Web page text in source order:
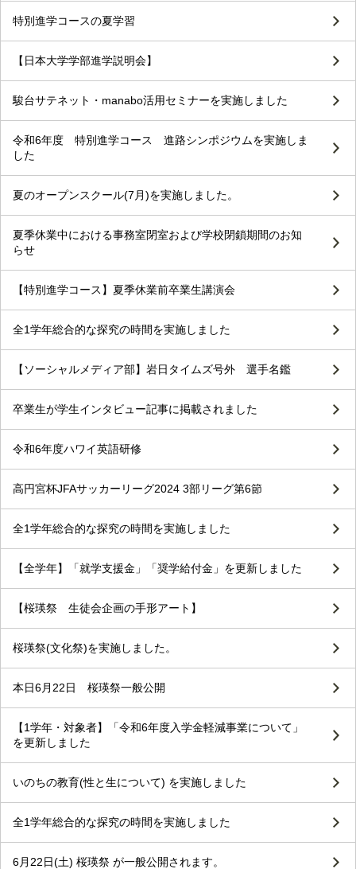
特別進学コースの夏学習
【日本大学学部進学説明会】
駿台サテネット・manabo活用セミナーを実施しました
令和6年度 特別進学コース 進路シンポジウムを実施しま
した
夏のオープンスクール(7月)を実施しました。
夏季休業中における事務室閉室および学校閉鎖期間のお知
らせ
【特別進学コース】夏季休業前卒業生講演会
全1学年総合的な探究の時間を実施しました
【ソーシャルメディア部】岩日タイムズ号外 選手名鑑
卒業生が学生インタビュー記事に掲載されました
令和6年度ハワイ英語研修
高円宮杯JFAサッカーリーグ2024 3部リーグ第6節
全1学年総合的な探究の時間を実施しました
【全学年】「就学支援金」「奨学給付金」を更新しました
【桜瑛祭 生徒会企画の手形アート】
桜瑛祭(文化祭)を実施しました。
本日6月22日 桜瑛祭一般公開
【1学年・対象者】「令和6年度入学金軽減事業について」
を更新しました
いのちの教育(性と生について) を実施しました
全1学年総合的な探究の時間を実施しました
6月22日(土) 桜瑛祭 が一般公開されます。